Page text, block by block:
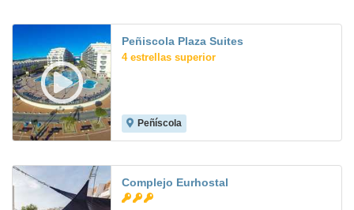
Peñiscola Plaza Suites
4 estrellas superior
Peñíscola
Complejo Eurhostal